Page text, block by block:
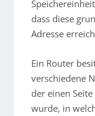
dass diese
Adresse
Ein Router
verschiedene
der einen
wurde, in